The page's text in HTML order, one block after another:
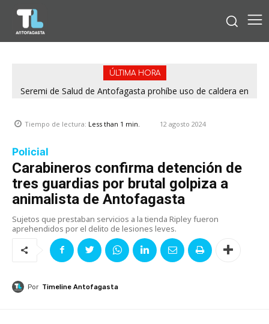
ÚLTIMA HORA
Seremi de Salud de Antofagasta prohíbe uso de caldera en
Tiempo de lectura: Less than 1 min. 12 agosto 2024
Policial
Carabineros confirma detención de
tres guardias por brutal golpiza a
animalista de Antofagasta
Sujetos que prestaban servicios a la tienda Ripley fueron
aprehendidos por el delito de lesiones leves.
Por Timeline Antofagasta